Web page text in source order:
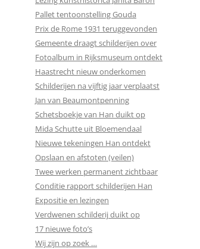
Pallet tentoonstelling Gouda
Prix de Rome 1931 teruggevonden
Gemeente draagt schilderijen over
Fotoalbum in Rijksmuseum ontdekt
Haastrecht nieuw onderkomen
Schilderijen na vijftig jaar verplaatst
Jan van Beaumontpenning
Schetsboekje van Han duikt op
Mida Schutte uit Bloemendaal
Nieuwe tekeningen Han ontdekt
Opslaan en afstoten (veilen)
Twee werken permanent zichtbaar
Conditie rapport schilderijen Han
Expositie en lezingen
Verdwenen schilderij duikt op
17 nieuwe foto’s
Wij zijn op zoek …